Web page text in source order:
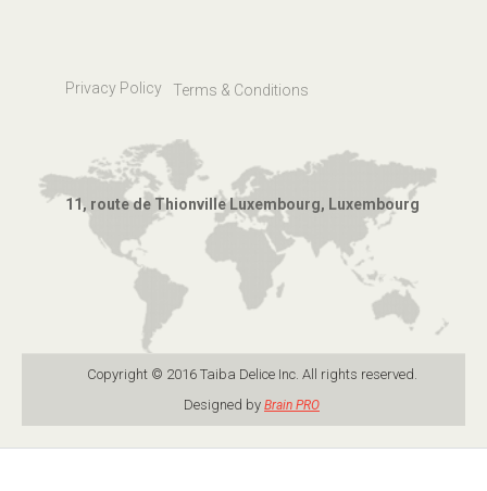
Privacy Policy Terms & Conditions
11, route de Thionville Luxembourg, Luxembourg
Copyright © 2016 Taiba Delice Inc. All rights reserved.
Designed by Brain PRO